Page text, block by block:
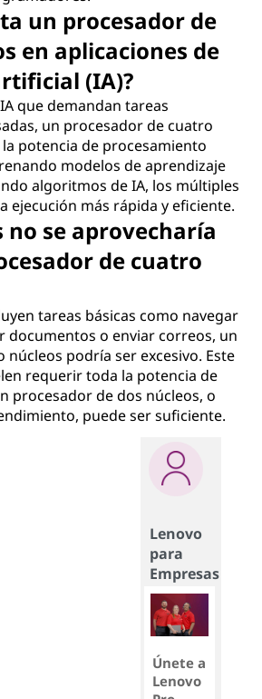
un procesador de
en aplicaciones de
(IA)?
que demandan tareas
un procesador de cuatro
potencia de procesamiento
modelos de aprendizaje
algoritmos de IA, los múltiples
ejecución más rápida y eficiente.
no se aprovecharía
de cuatro
tareas básicas como navegar
documentos o enviar correos, un
podría ser excesivo. Este
requerir toda la potencia de
procesador de dos núcleos, o
puede ser suficiente.
Lenovo
para
Empresas
Únete a
Lenovo